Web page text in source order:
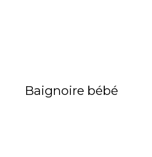
Baignoire bébé